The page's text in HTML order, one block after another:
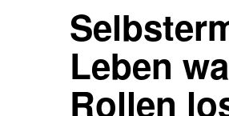
Leben
Rollen